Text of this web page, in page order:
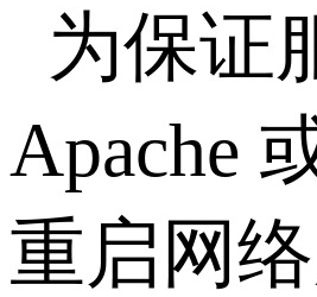
为保证
Apache
重启网